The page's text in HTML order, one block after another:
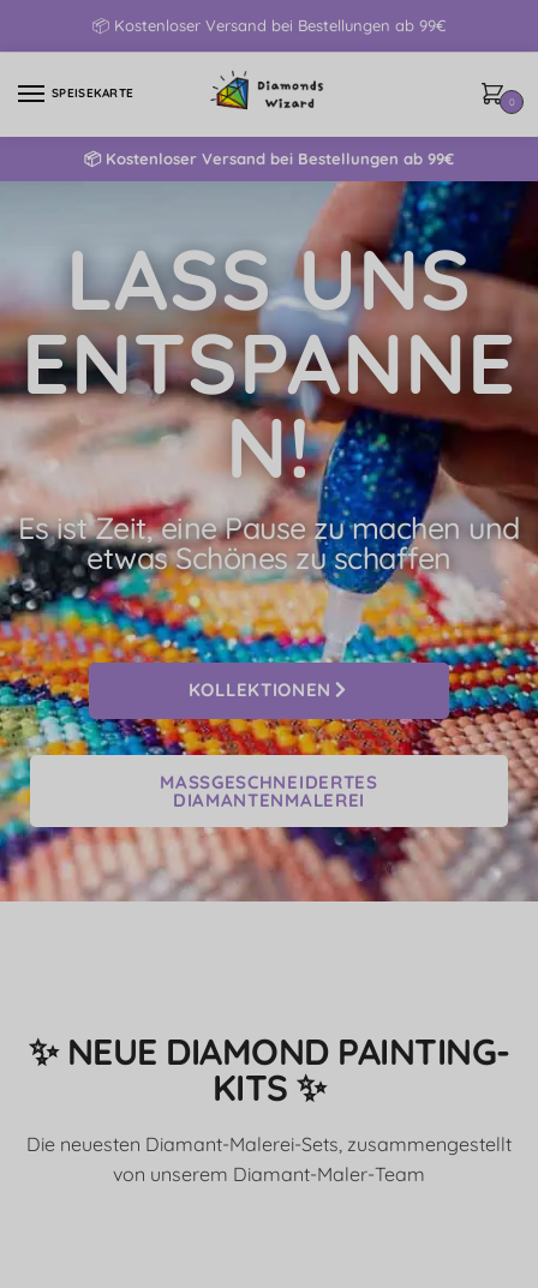
📦 Kostenloser Versand bei Bestellungen ab 99€
SPEISEKARTE
0
📦 Kostenloser Versand bei Bestellungen ab 99€
LASS UNS
ENTSPANNE
N!
Es ist Zeit, eine Pause zu machen und
etwas Schönes zu schaffen
KOLLEKTIONEN
MASSGESCHNEIDERTES
DIAMANTENMALEREI
✨ NEUE DIAMOND PAINTING-
KITS ✨
Die neuesten Diamant-Malerei-Sets, zusammengestellt
von unserem Diamant-Maler-Team